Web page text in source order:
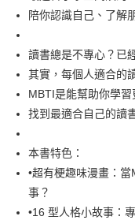
宅配
每筆NT$100，滿
陪你認識自己、了解
讀書總是不專心？已
其實，每個人適合的
MBTI是能幫助你學習
找到最適合自己的讀
本書特色：
•超有梗趣味漫畫：
事？
•16 型人格小故事：